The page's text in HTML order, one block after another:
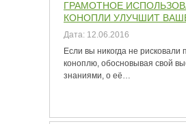
ГРАМОТНОЕ
КОНОПЛИ УЛУЧШИТ
СОСТОЯНИЕ!
Дата: 12.06.2016
Если вы никогда не рисковали
коноплю, обосновывая свой
знаниями, о её…